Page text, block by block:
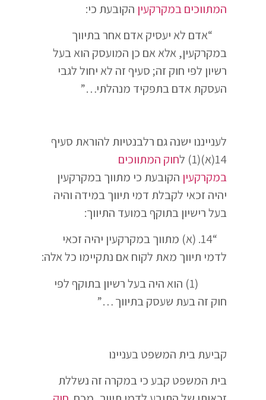
המתווכים במקרקעין הקובעת כי:
“אדם לא יעסיק אדם אחר בתיווך
במקרקעין, אלא אם כן המועסק הוא בעל
רשיון לפי חוק זה; סעיף זה לא יחול לגבי
העסקת אדם בתפקיד מנהלתי…”
לענייננו ישנה גם רלבנטיות להוראת סעיף
14(א)(1) ל
חוק המתווכים
במקרקעין הקובעת כי מתווך במקרקעין
יהיה זכאי לקבלת דמי תיווך במידה והיה
בעל רישיון בתוקף במועד התיווך:
“14. (א) מתווך במקרקעין יהיה זכאי
לדמי תיווך מאת לקוח אם נתקיימו כל אלה:
(1) הוא היה בעל רשיון בתוקף לפי
חוק זה בעת שעסק בתיווך …”
קביעת בית המשפט בעניינו
בית המשפט קבע כי במקרה זה נשללת